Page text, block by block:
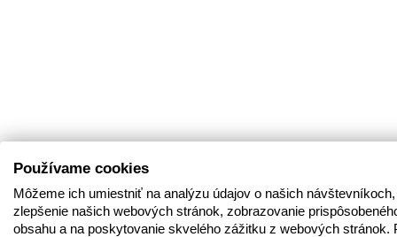
Používame cookies
Môžeme ich umiestniť na analýzu údajov o našich
zlepšenie našich webových stránok, zobrazovanie
obsahu a na poskytovanie skvelého zážitku z webových stránok.